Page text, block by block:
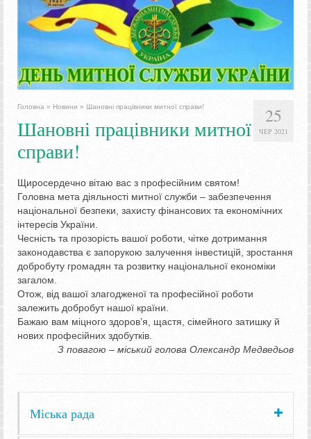
25
ЧЕР 2021
Головна » Новини » Шановні працівники митної справи!
Шановні працівники митної
справи!
Щиросердечно вітаю вас з професійним святом!
Головна мета діяльності митної служби – забезпечення
національної безпеки, захисту фінансових та економічних
інтересів України.
Чесність та прозорість вашої роботи, чітке дотримання
законодавства є запорукою залучення інвестицій, зростання
добробуту громадян та розвитку національної економіки
загалом.
Отож, від вашої злагодженої та професійної роботи
залежить добробут нашої країни.
Бажаю вам міцного здоров’я, щастя, сімейного затишку й
нових професійних здобутків.
З повагою – міський голова Олександр Медведьов
Міська рада